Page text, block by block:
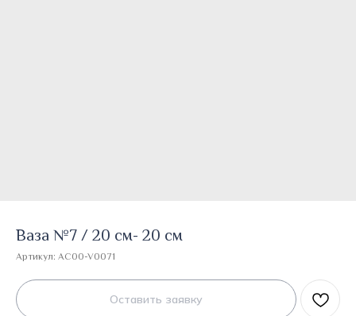
Ваза №7 / 20 см- 20 см
Артикул: AC00-V0071
Оставить заявку